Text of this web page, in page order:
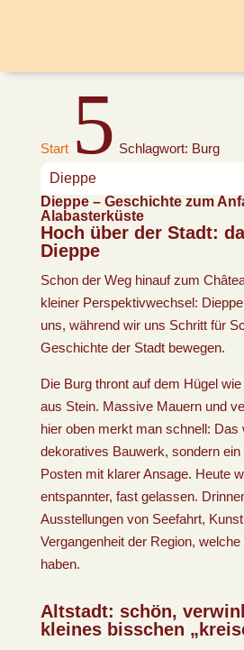
Start 5 Schlagwort: Burg
Dieppe
Dieppe – Geschichte zum
Alabasterküste
Hoch über der Stadt:
Dieppe
Schon der Weg hinauf zum
kleiner Perspektivwechsel:
uns, während wir uns Schritt für
Geschichte der Stadt bewegen.
Die Burg thront auf dem Hügel
aus Stein. Massive Mauern und
hier oben merkt man schnell: Das
dekoratives Bauwerk, sondern
Posten mit klarer Ansage. Heute
entspannter, fast gelassen.
Ausstellungen von Seefahrt,
Vergangenheit der Region,
haben.
Altstadt: schön,
kleines bisschen